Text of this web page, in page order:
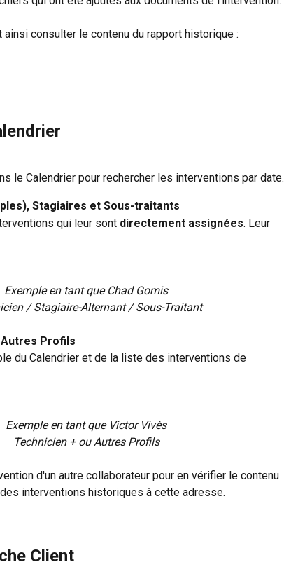
consulter le contenu du rapport historique :
le Calendrier pour rechercher les interventions par date.
Stagiaires et Sous-traitants
qui leur sont directement assignées. Leur
Exemple en tant que Chad Gomis
/ Stagiaire-Alternant / Sous-Traitant
Profils
du Calendrier et de la liste des interventions de
Exemple en tant que Victor Vivès
Technicien + ou Autres Profils
d'un autre collaborateur pour en vérifier le contenu
interventions historiques à cette adresse.
Client